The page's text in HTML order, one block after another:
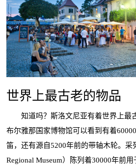
世界上最古老的物品
知道吗？斯洛文尼亚有着世界上最
布尔雅那国家博物馆可以看到有着
笛，还有源自5200年前的带轴木轮。采
Regional Museum）陈列着30000年前